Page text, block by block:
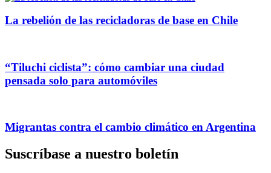
La rebelión de las recicladoras de base en Chile
“Tiluchi ciclista”: cómo cambiar una ciudad
pensada solo para automóviles
Migrantas contra el cambio climático en Argentina
Suscríbase a nuestro boletín